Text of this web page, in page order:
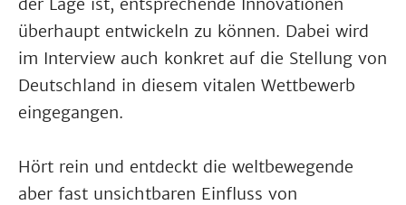
überhaupt entwickeln zu können. Dabei wird
im Interview auch konkret auf die Stellung von
Deutschland in diesem vitalen Wettbewerb
eingegangen.
Hört rein und entdeckt die weltbewegende
aber fast unsichtbaren Einfluss von